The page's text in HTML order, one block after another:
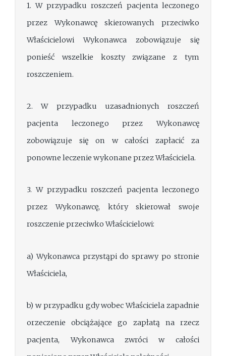
1. W przypadku roszczeń pacjenta leczonego
przez Wykonawcę skierowanych przeciwko
Właścicielowi Wykonawca zobowiązuje się
ponieść wszelkie koszty związane z tym
roszczeniem.
2. W przypadku uzasadnionych roszczeń
pacjenta leczonego przez Wykonawcę
zobowiązuje się on w całości zapłacić za
ponowne leczenie wykonane przez Właściciela.
3. W przypadku roszczeń pacjenta leczonego
przez Wykonawcę, który skierował swoje
roszczenie przeciwko Właścicielowi:
a) Wykonawca przystąpi do sprawy po stronie
Właściciela,
b) w przypadku gdy wobec Właściciela zapadnie
orzeczenie obciążające go zapłatą na rzecz
pacjenta, Wykonawca zwróci w całości